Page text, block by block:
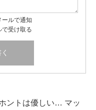
ールで通知
で受け取る
ントは優しい… マッ